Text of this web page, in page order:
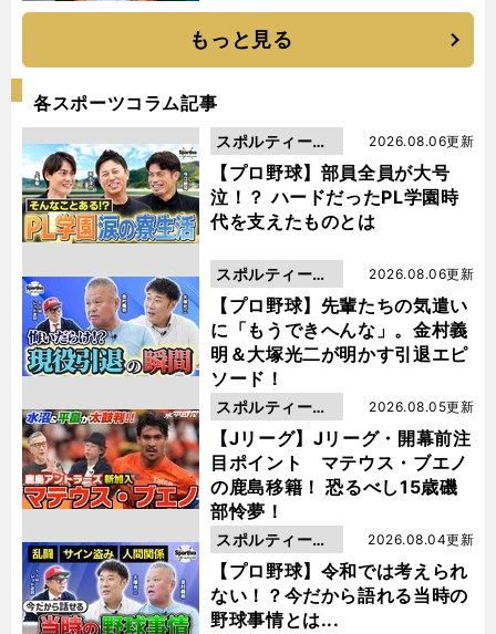
もっと見る
各スポーツコラム記事
【プロ野球】部員全員が大号
泣！？ ハードだったPL学園時
代を支えたものとは
2026.08.06更新
スポルティーバ
動画
【プロ野球】先輩たちの気遣い
に「もうできへんな」。金村義
明＆大塚光二が明かす引退エピ
ソード！
2026.08.06更新
スポルティーバ
動画
【Jリーグ】Jリーグ・開幕前注
目ポイント マテウス・ブエノ
の鹿島移籍！ 恐るべし15歳磯
部怜夢！
2026.08.05更新
スポルティーバ
動画
【プロ野球】令和では考えられ
ない！？今だから語れる当時の
野球事情とは...
2026.08.04更新
スポルティーバ
動画